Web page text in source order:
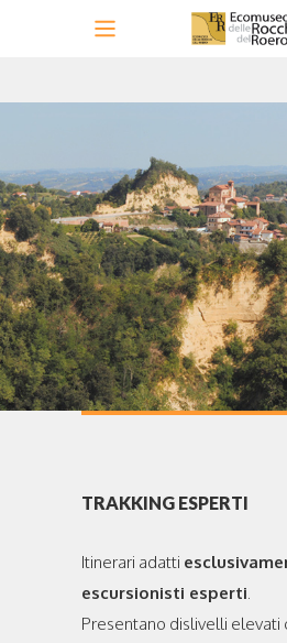
TRAKKING ESPERTI
Itinerari adatti
escursionisti esperti.
Presentano dislivelli elevati